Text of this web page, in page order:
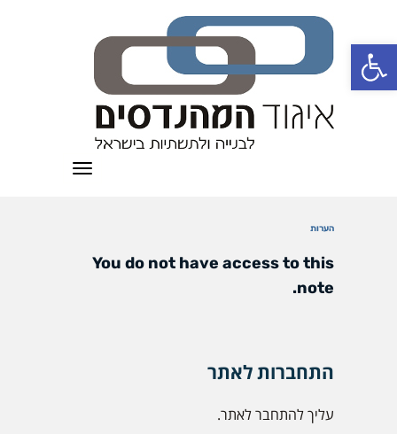
פתח סרגל נגישות
תפריט
הערות
You do not have access to this
note.
התחברות לאתר
עליך להתחבר לאתר.